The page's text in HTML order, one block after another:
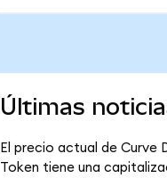
Últimas
El precio actual de Curve
Token tiene una